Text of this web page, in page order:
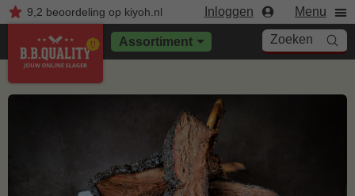
9,2 beoordelingop kiyoh.nl Inloggen Menu
Assortiment Zoeken